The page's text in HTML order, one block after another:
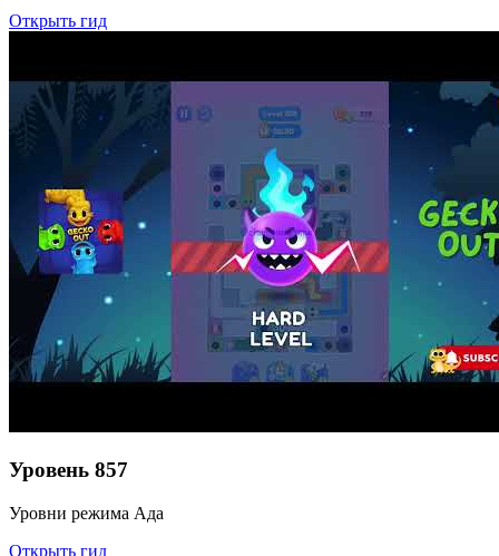
Открыть гид
Уровень 857
Уровни режима Ада
Открыть гид